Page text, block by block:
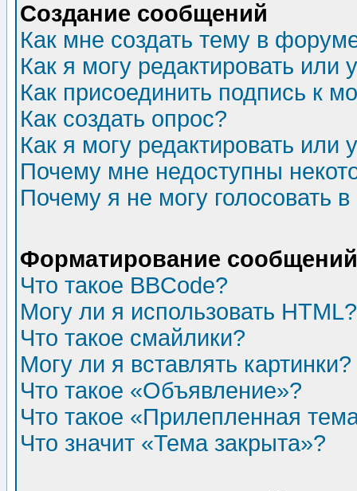
Создание сообщений
Как мне создать тему в
Как я могу редактировать или
Как присоединить подпись к
Как создать опрос?
Как я могу редактировать или
Почему мне недоступны
Почему я не могу голосовать
Форматирование
Что такое BBCode?
Могу ли я использовать HTML?
Что такое смайлики?
Могу ли я вставлять картинки?
Что такое «Объявление»?
Что такое «Прилепленная
Что значит «Тема закрыта»?